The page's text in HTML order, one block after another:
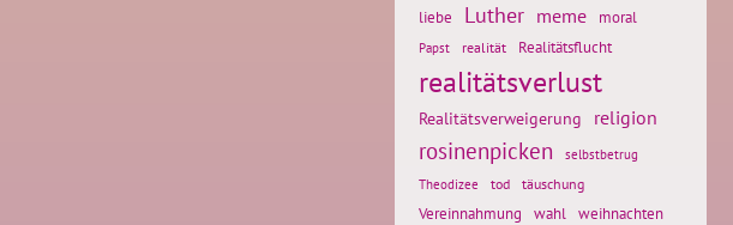
liebe Luther meme moral
Papst realität Realitätsflucht
realitätsverlust
Realitätsverweigerung religion
rosinenpicken
selbstbetrug
Theodizee
tod täuschung
Vereinnahmung wahl weihnachten